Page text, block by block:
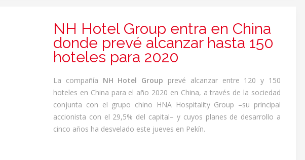
NH Hotel Group entra en China
donde prevé alcanzar hasta 150
hoteles para 2020
La compañía NH Hotel Group prevé alcanzar entre 120 y 150
hoteles en China para el año 2020 en China, a través de la sociedad
conjunta con el grupo chino HNA Hospitality Group –su principal
accionista con el 29,5% del capital– y cuyos planes de desarrollo a
cinco años ha desvelado este jueves en Pekín.